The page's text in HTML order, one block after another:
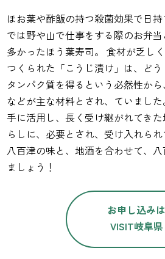
ほお葉や酢飯の持つ殺菌効果で日
では野や山で仕事をする際のお弁
多かったほう葉寿司。 食材が乏し
つくられた「こうじ漬け」は、ど
タンパク質を得るという必然性か
などが主な材料とされ、ていまし
手に活用し、長く受け継がれてき
らしに、必要とされ、受け入れられ
八百津の味と、地酒を合わせて、
ましょう！
お申し込みは
VISIT岐阜県